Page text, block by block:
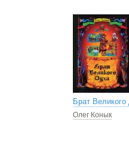
Брат
Олег Конык